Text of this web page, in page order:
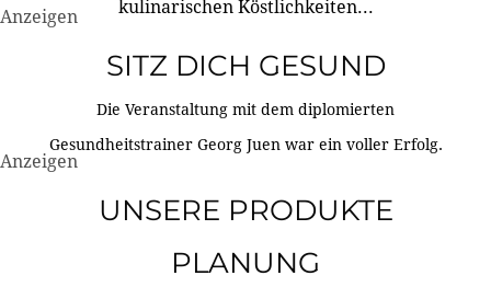
kulinarischen Köstlichkeiten...
Anzeigen
SITZ DICH GESUND
Die Veranstaltung mit dem diplomierten
Gesundheitstrainer Georg Juen war ein voller Erfolg.
Anzeigen
UNSERE PRODUKTE
PLANUNG